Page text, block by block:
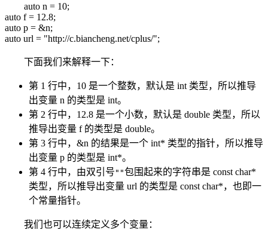
auto n = 10;
auto f = 12.8;
auto p = &n;
auto url = "http://c.biancheng.net/cplus/";
下面我们来解释一下：
第 1 行中，10 是一个整数，默认是 int 类型，所以推导
出变量 n 的类型是 int。
第 2 行中，12.8 是一个小数，默认是 double 类型，所以
推导出变量 f 的类型是 double。
第 3 行中，&n 的结果是一个 int* 类型的指针，所以推导
出变量 p 的类型是 int*。
第 4 行中，由双引号 ""包围起来的字符串是 const char*
类型，所以推导出变量 url 的类型是 const char*，也即一
个常量指针。
我们也可以连续定义多个变量：